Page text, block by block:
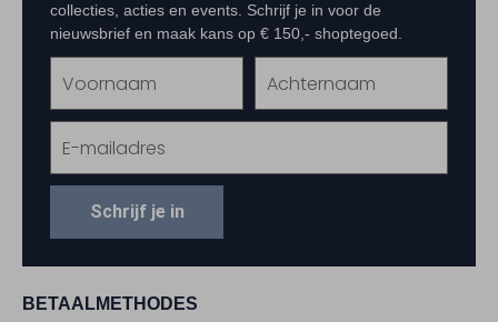
BETAALMETHODES
collecties, acties en events. Schrijf je in voor de
nieuwsbrief en maak kans op € 150,- shoptegoed.
Schrijf je in